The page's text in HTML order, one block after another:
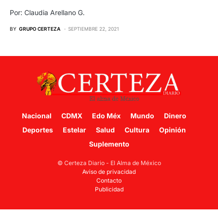
Por: Claudia Arellano G.
BY GRUPO CERTEZA SEPTIEMBRE 22, 2021
Nacional CDMX Edo Méx Mundo
Dinero
Deportes
Estelar Salud Cultura
Opinión
Suplemento
© Certeza Diario - El Alma de México
Aviso de privacidad
Contacto
Publicidad